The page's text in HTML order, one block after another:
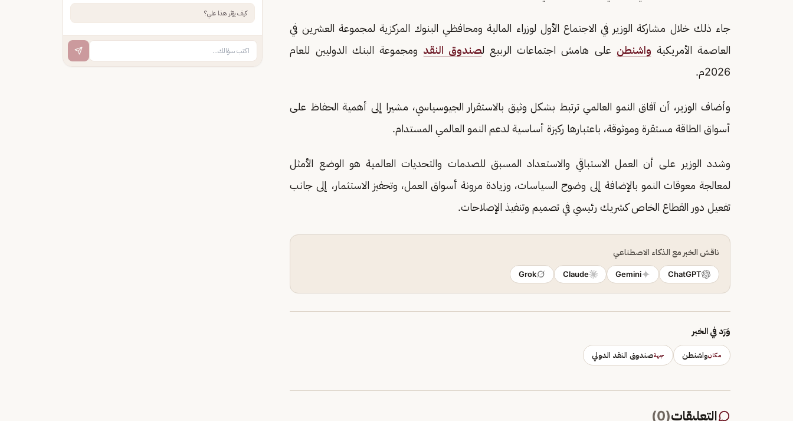
جاء ذلك خلال مشاركة الوزير في الاجتماع الأول لوزراء المالية ومحافظي البنوك المركزية لمجموعة العشرين في
العاصمة الأمريكية واشنطن على هامش اجتماعات الربيع لصندوق النقد ومجموعة البنك الدوليين للعام
2026م.
وأضاف الوزير، أن آفاق النمو العالمي ترتبط بشكل وثيق بالاستقرار الجيوسياسي، مشيرا إلى أهمية الحفاظ على
أسواق الطاقة مستقرة وموثوقة، باعتبارها ركيزة أساسية لدعم النمو العالمي المستدام.
وشدد الوزير على أن العمل الاستباقي والاستعداد المسبق للصدمات والتحديات العالمية هو الوضع الأمثل
لمعالجة معوقات النمو بالإضافة إلى وضوح السياسات، وزيادة مرونة أسواق العمل، وتحفيز الاستثمار، إلى جانب
تفعيل دور القطاع الخاص كشريك رئيسي في تصميم وتنفيذ الإصلاحات.
ناقش الخبر مع الذكاء الاصطناعي
ChatGPT
Gemini
Claude
Grok
وَرَد في الخبر
مكانواشنطن جهةصندوق النقد الدولي
التعليقات(
0
)
كيف يؤثر هذا علي؟